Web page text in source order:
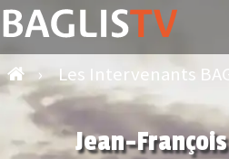
› Les Intervenants
Jean-